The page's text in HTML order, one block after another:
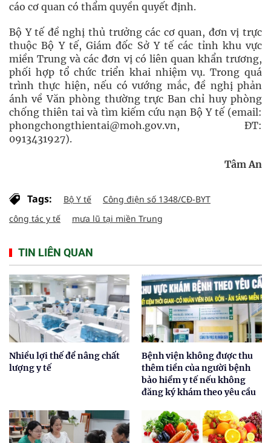
cáo cơ quan có thẩm quyền quyết định.
Bộ Y tế đề nghị thủ trưởng các cơ quan, đơn vị trực
thuộc Bộ Y tế, Giám đốc Sở Y tế các tỉnh khu vực
miền Trung và các đơn vị có liên quan khẩn trương,
phối hợp tổ chức triển khai nhiệm vụ. Trong quá
trình thực hiện, nếu có vướng mắc, đề nghị phản
ánh về Văn phòng thường trực Ban chỉ huy phòng
chống thiên tai và tìm kiếm cứu nạn Bộ Y tế (email:
phongchongthientai@moh.gov.vn, ĐT:
0913431927).
Tâm An
Tags: Bộ Y tế
Công điện số 1348/CĐ-BYT
công tác y tế
mưa lũ tại miền Trung
TIN LIÊN QUAN
Nhiều lợi thế để nâng chất
lượng y tế
Bệnh viện không được thu
thêm tiền của người bệnh
bảo hiểm y tế nếu không
đăng ký khám theo yêu cầu